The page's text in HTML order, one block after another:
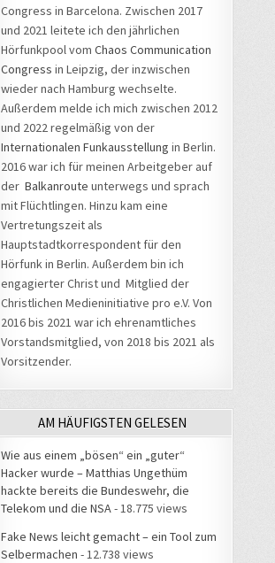
Congress in Barcelona. Zwischen 2017
und 2021 leitete ich den jährlichen
Hörfunkpool vom Chaos Communication
Congress in Leipzig, der inzwischen
wieder nach Hamburg wechselte.
Außerdem melde ich mich zwischen 2012
und 2022 regelmäßig von der
Internationalen Funkausstellung in Berlin.
2016 war ich für meinen Arbeitgeber auf
der Balkanroute unterwegs und sprach
mit Flüchtlingen. Hinzu kam eine
Vertretungszeit als
Hauptstadtkorrespondent für den
Hörfunk in Berlin. Außerdem bin ich
engagierter Christ und Mitglied der
Christlichen Medieninitiative pro e.V. Von
2016 bis 2021 war ich ehrenamtliches
Vorstandsmitglied, von 2018 bis 2021 als
Vorsitzender.
AM HÄUFIGSTEN GELESEN
Wie aus einem „bösen“ ein „guter“
Hacker wurde – Matthias Ungethüm
hackte bereits die Bundeswehr, die
Telekom und die NSA - 18.775 views
Fake News leicht gemacht – ein Tool zum
Selbermachen - 12.738 views